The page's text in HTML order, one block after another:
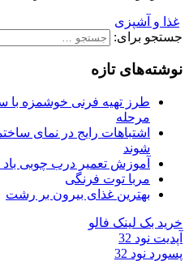
غذا و آشپزی
جستجو برای:
نوشته‌های تازه
طرز تهیه فرنی خوشمزه با
مرحله
اشتباهات رایج در نمای
شوند
آموزش تعمیر درب چوبی
مربا توت فرنگی
بهترین غذای بیرون بر رشت
خرید بک لینک فالو
آپدیت نود 32
پسورد نود 32